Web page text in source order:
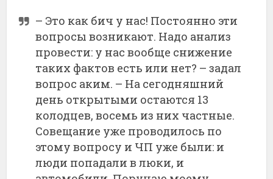
– Это как бич у нас! Постоянно эти
вопросы возникают. Надо анализ
провести: у нас вообще снижение
таких фактов есть или нет? – задал
вопрос аким. – На сегодняшний
день открытыми остаются 13
колодцев, восемь из них частные.
Совещание уже проводилось по
этому вопросу и ЧП уже были: и
люди попадали в люки, и